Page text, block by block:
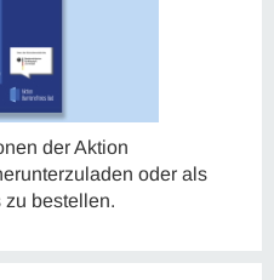
der Aktion
oder als
bestellen.